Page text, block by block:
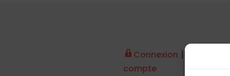
Connexion |
compte